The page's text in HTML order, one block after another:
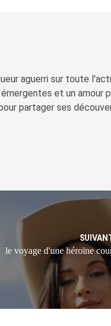
aguerri sur toute
et un amour
partager ses
le voyage d'une héroïne